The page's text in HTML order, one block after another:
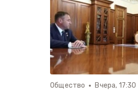
Общество Вчера, 17:30